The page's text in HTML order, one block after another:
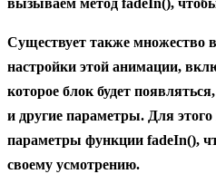
вызываем метод fadeIn(),
Существует также множество
настройки этой анимации,
которое блок будет
и другие параметры. Для
параметры функции fadeIn(),
своему усмотрению.